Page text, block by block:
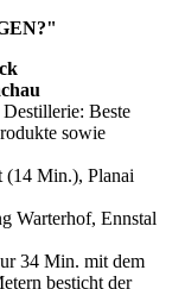
Beste
sowie
(14 Min.), Planai
Warterhof, Ennstal
34 Min. mit dem
besticht der